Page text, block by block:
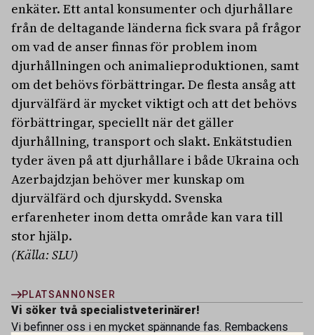
enkäter. Ett antal konsumenter och djurhållare
från de deltagande länderna fick svara på frågor
om vad de anser finnas för problem inom
djurhållningen och animalieproduktionen, samt
om det behövs förbättringar. De flesta ansåg att
djurvälfärd är mycket viktigt och att det behövs
förbättringar, speciellt när det gäller
djurhållning, transport och slakt. Enkätstudien
tyder även på att djurhållare i både Ukraina och
Azerbajdzjan behöver mer kunskap om
djurvälfärd och djurskydd. Svenska
erfarenheter inom detta område kan vara till
stor hjälp.
(Källa: SLU)
PLATSANNONSER
Vi söker två specialistveterinärer!
Vi befinner oss i en mycket spännande fas. Rembackens